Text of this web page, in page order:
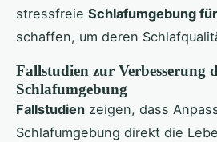
stressfreie Schlafumgebung
schaffen, um deren
Fallstudien zur Verbesserung
Schlafumgebung
Fallstudien zeigen, dass
Schlafumgebung direkt die